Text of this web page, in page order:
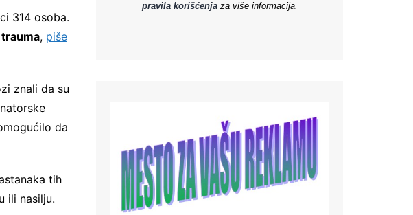
314 osoba.
, piše
znali da su
da
tih
ili nasilju.
pravila korišćenjaza više informacija.